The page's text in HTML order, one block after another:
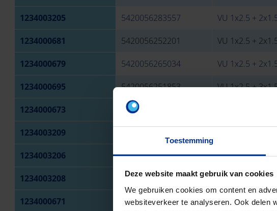
Toestemming
Deze website maakt gebruik van cookies
We gebruiken cookies om content en
websiteverkeer te analyseren. Ook delen
1234003205 5420056283557 VU 1x2.5 +
1234000681 5420056252201 VU 1x2.5 +
1234000679 5420056265034 VU 1x2.5 +
1234000695 5420056251853 VU 1x2.5 +
1234000673 5420056252041
1234003209
1234003206 5420056283564 VU 2G2.5 +
1234003208 5420056283588 VU 2G2.5 + 2x1.5
1234000671 5420056251402 VU 2x2.5 +